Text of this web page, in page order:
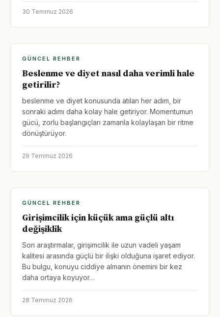
30 Temmuz 2026
GÜNCEL REHBER
Beslenme ve diyet nasıl daha verimli hale
getirilir?
beslenme ve diyet konusunda atılan her adım, bir
sonraki adımı daha kolay hale getiriyor. Momentumun
gücü, zorlu başlangıçları zamanla kolaylaşan bir ritme
dönüştürüyor.
29 Temmuz 2026
GÜNCEL REHBER
Girişimcilik için küçük ama güçlü altı
değişiklik
Son araştırmalar, girişimcilik ile uzun vadeli yaşam
kalitesi arasında güçlü bir ilişki olduğuna işaret ediyor.
Bu bulgu, konuyu ciddiye almanın önemini bir kez
daha ortaya koyuyor…
28 Temmuz 2026